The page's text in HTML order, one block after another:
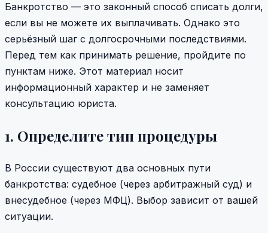
Банкротство — это законный способ списать долги,
если вы не можете их выплачивать. Однако это
серьёзный шаг с долгосрочными последствиями.
Перед тем как принимать решение, пройдите по
пунктам ниже. Этот материал носит
информационный характер и не заменяет
консультацию юриста.
1. Определите тип процедуры
В России существуют два основных пути
банкротства: судебное (через арбитражный суд) и
внесудебное (через МФЦ). Выбор зависит от вашей
ситуации.